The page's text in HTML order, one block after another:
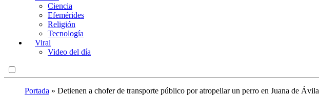
Ciencia
Efemérides
Religión
Tecnología
Viral
Video del día
Portada » Detienen a chofer de transporte público por atropellar un perro en Juana de Ávila